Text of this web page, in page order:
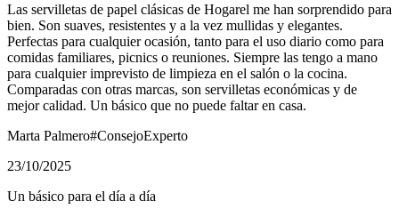
Las servilletas de papel clásicas de Hogarel me han sorprendido para
bien. Son suaves, resistentes y a la vez mullidas y elegantes.
Perfectas para cualquier ocasión, tanto para el uso diario como para
comidas familiares, picnics o reuniones. Siempre las tengo a mano
para cualquier imprevisto de limpieza en el salón o la cocina.
Comparadas con otras marcas, son servilletas económicas y de
mejor calidad. Un básico que no puede faltar en casa.
Marta Palmero#ConsejoExperto
23/10/2025
Un básico para el día a día